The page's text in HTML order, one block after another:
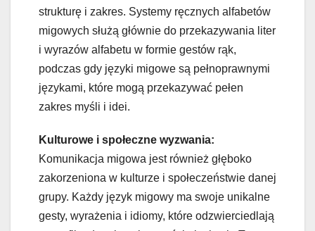
strukturę i zakres. Systemy ręcznych alfabetów
migowych służą głównie do przekazywania liter
i wyrazów alfabetu w formie gestów rąk,
podczas gdy języki migowe są pełnoprawnymi
językami, które mogą przekazywać pełen
zakres myśli i idei.
Kulturowe i społeczne wyzwania:
Komunikacja migowa jest również głęboko
zakorzeniona w kulturze i społeczeństwie danej
grupy. Każdy język migowy ma swoje unikalne
gesty, wyrażenia i idiomy, które odzwierciedlają